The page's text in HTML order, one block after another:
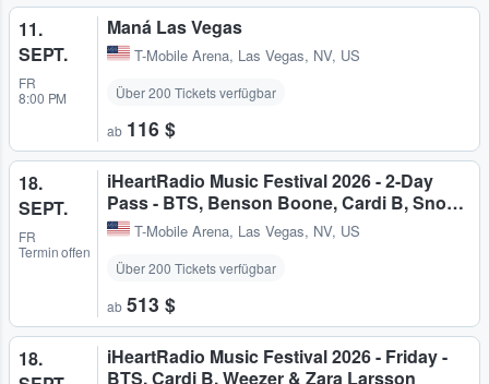
11.
SEPT.
FR
8:00 PM
Maná Las Vegas
T-Mobile Arena, Las Vegas, NV, US
Über 200 Tickets verfügbar
ab 116 $
18.
SEPT.
FR
Termin offen
iHeartRadio Music Festival 2026 - 2-Day
Pass - BTS, Benson Boone, Cardi B, Sno…
T-Mobile Arena, Las Vegas, NV, US
Über 200 Tickets verfügbar
ab 513 $
18.
iHeartRadio Music Festival 2026 - Friday -
BTS, Cardi B, Weezer & Zara Larsson